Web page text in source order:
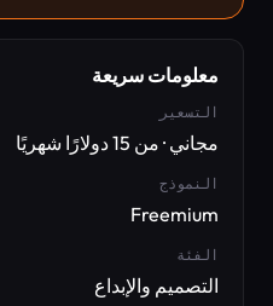
معلومات سريعة
التسعير
مجاني · من 15 دولارًا شهريًا
النموذج
Freemium
الفئة
التصميم والإبداع